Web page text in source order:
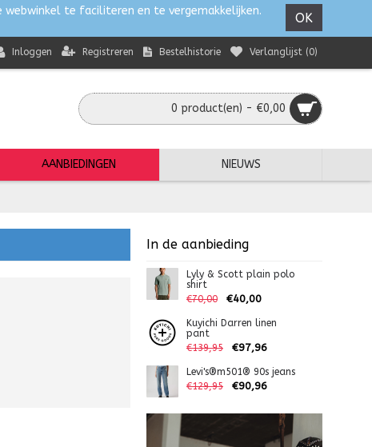
webwinkel te faciliteren en te vergemakkelijken.
OK
Inloggen Registreren Bestelhistorie Verlanglijst (0)
0 product(en) - €0,00
AANBIEDINGEN NIEUWS
In de aanbieding
Lyly & Scott plain polo
shirt
€70,00
€40,00
Kuyichi Darren linen
pant
€139,95
€97,96
Levi's®m501® 90s jeans
€129,95
€90,96